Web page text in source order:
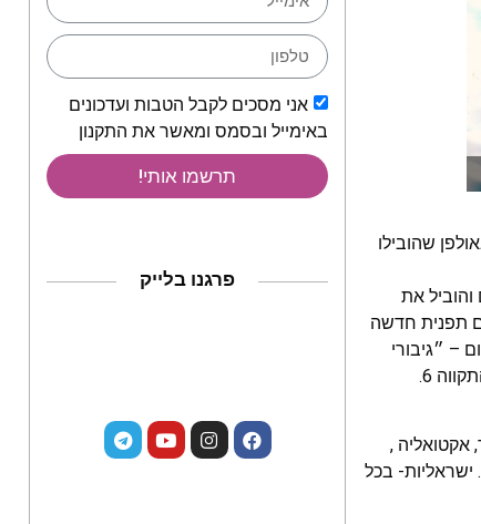
באולפן שהובילו
את
תפנית חדשה
– ״גיבורי
6.
אקטואליה ,
בכל
אני מסכים לקבל הטבות ועדכונים
באימייל ובסמס ומאשר את התקנון
תרשמו אותי!
פרגנו בלייק